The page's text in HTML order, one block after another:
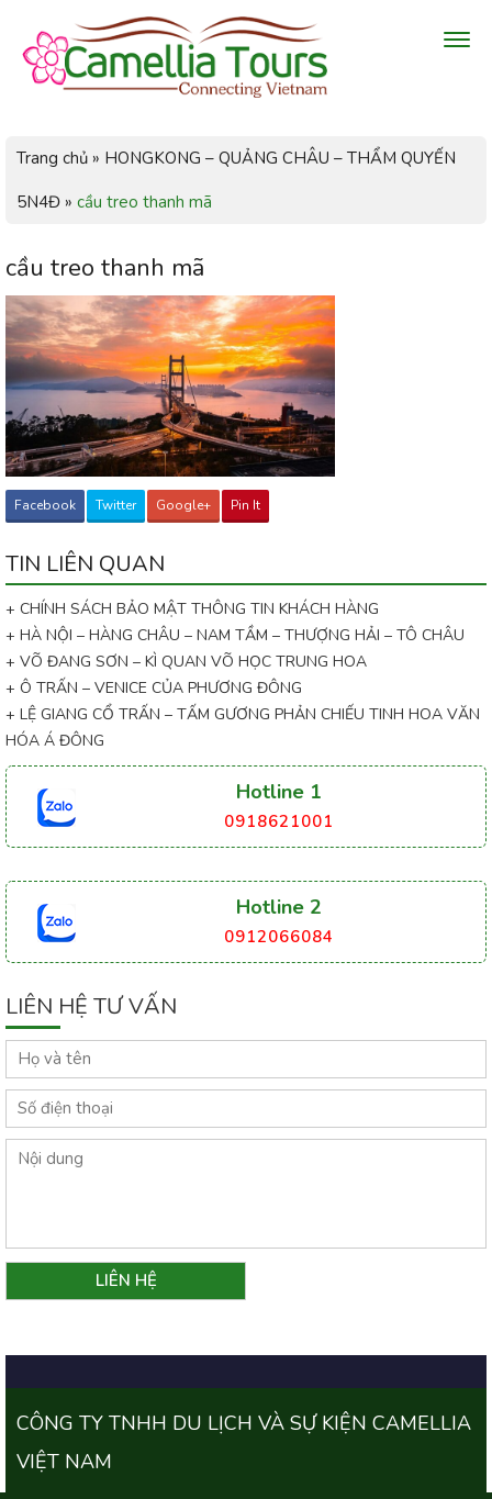
Trang chủ » HONGKONG – QUẢNG CHÂU – THẨM QUYẾN
5N4Đ » cầu treo thanh mã
cầu treo thanh mã
Facebook Twitter Google+ Pin It
TIN LIÊN QUAN
+ CHÍNH SÁCH BẢO MẬT THÔNG TIN KHÁCH HÀNG
+ HÀ NỘI – HÀNG CHÂU – NAM TẦM – THƯỢNG HẢI – TÔ CHÂU
+ VÕ ĐANG SƠN – KÌ QUAN VÕ HỌC TRUNG HOA
+ Ô TRẤN – VENICE CỦA PHƯƠNG ĐÔNG
+ LỆ GIANG CỔ TRẤN – TẤM GƯƠNG PHẢN CHIẾU TINH HOA VĂN
HÓA Á ĐÔNG
Hotline 1
0918621001
Hotline 2
0912066084
LIÊN HỆ TƯ VẤN
CÔNG TY TNHH DU LỊCH VÀ SỰ KIỆN CAMELLIA
VIỆT NAM